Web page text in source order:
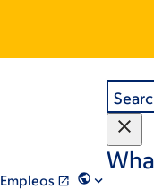
Empleos